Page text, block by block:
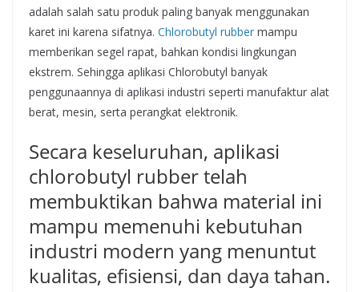
adalah salah satu produk paling banyak menggunakan
karet ini karena sifatnya. Chlorobutyl rubber mampu
memberikan segel rapat, bahkan kondisi lingkungan
ekstrem. Sehingga aplikasi Chlorobutyl banyak
penggunaannya di aplikasi industri seperti manufaktur alat
berat, mesin, serta perangkat elektronik.
Secara keseluruhan, aplikasi
chlorobutyl rubber telah
membuktikan bahwa material ini
mampu memenuhi kebutuhan
industri modern yang menuntut
kualitas, efisiensi, dan daya tahan.